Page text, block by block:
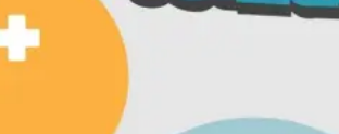
นทาง
ประกันเดินทางต่างประเทศ
ประกันเดินทางในประเทศ